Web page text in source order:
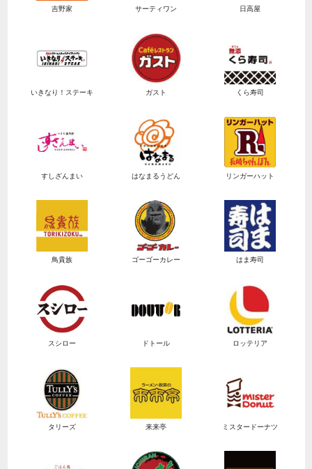
吉野家 サーティワン 日高屋
いきなり！ステーキ ガスト くら寿司
すしざんまい はなまるうどん リンガーハット
鳥貴族 ゴーゴーカレー はま寿司
スシロー ドトール ロッテリア
タリーズ 来来亭 ミスタードーナツ